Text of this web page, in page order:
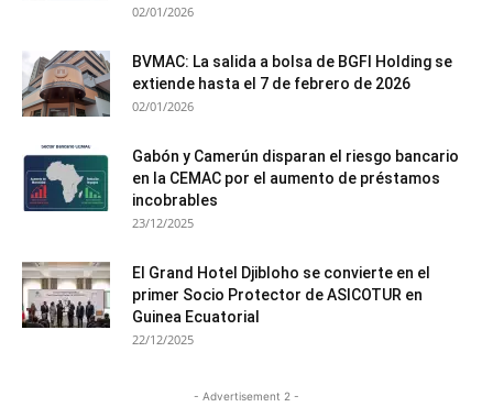
02/01/2026
BVMAC: La salida a bolsa de BGFI Holding se
extiende hasta el 7 de febrero de 2026
02/01/2026
Gabón y Camerún disparan el riesgo bancario
en la CEMAC por el aumento de préstamos
incobrables
23/12/2025
El Grand Hotel Djibloho se convierte en el
primer Socio Protector de ASICOTUR en
Guinea Ecuatorial
22/12/2025
- Advertisement 2 -